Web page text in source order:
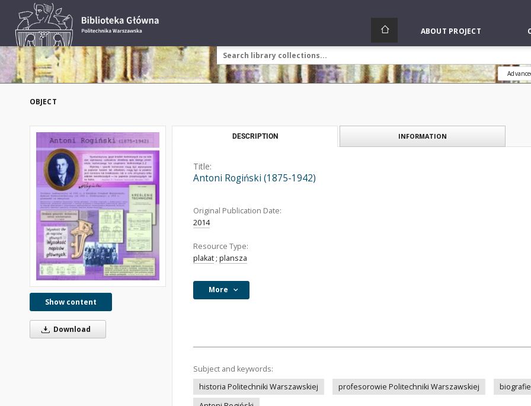
ABOUT PROJECT
OBJECT
Show content
Download
DESCRIPTION INFORMATION
Title:
Antoni Rogiński (1875-1942)
Original Publication Date:
2014
Resource Type:
plakat ; plansza
More
Subject and keywords:
historia Politechniki Warszawskiej
profesorowie Politechniki Warszawskiej